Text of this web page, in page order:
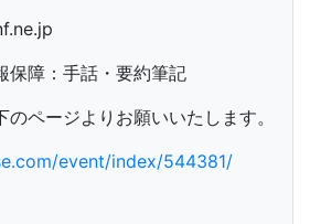
障：手話・要約筆記
ページよりお願いいたします。
event/index/544381/